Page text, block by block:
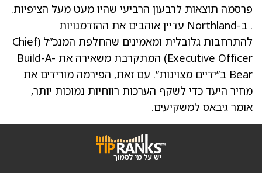
פרסמה תוצאות לרבעון הרביעי שהיו מעט מעל הציפיות.
. ב-Northland עדיין אוהבים את ההזדמנויות
להתרחבות גלובלית ומאמינים שהחלפת המנכ”ל (Chief
Executive Officer) המתקרבת משאירה את Build-A-
Bear ב”ידיים מצוינות”. עם זאת, הפירמה מורידים את
מחיר היעד כדי לשקף הערכות רווחיות נמוכות יותר,
אומר גיבאס למשקיעים.